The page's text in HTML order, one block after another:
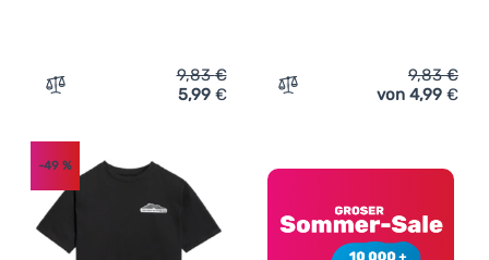
Zum Vergleich 'Kinder-T-Shirt 4F Tshirt M2417'
9,83€
5,99 € Zum Vergleich 'Kinder-T-
9,83€
von 4,99 €
-49 %